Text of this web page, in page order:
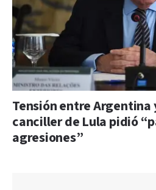
Tensión entre Argentina
canciller de Lula pidió
agresiones”